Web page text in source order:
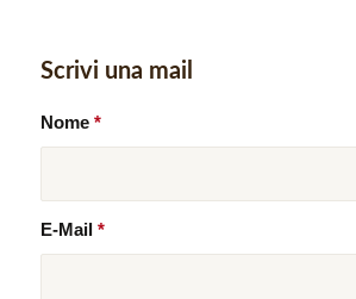
Scrivi una mail
Nome *
E-Mail *